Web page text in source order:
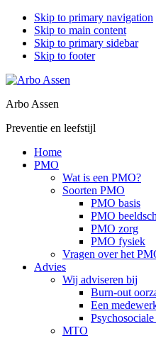
Skip to primary navigation
Skip to main content
Skip to primary sidebar
Skip to footer
Arbo Assen
Preventie en leefstijl
Home
PMO
Wat is een PMO?
Soorten PMO
PMO basis
PMO
PMO zorg
PMO fysiek
Vragen over het
Advies
Wij adviseren bij
Burn-out
Een
MTO